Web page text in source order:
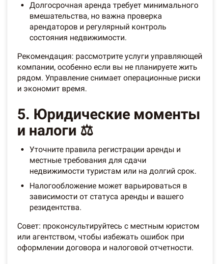
Долгосрочная аренда требует минимального
вмешательства, но важна проверка
арендаторов и регулярный контроль
состояния недвижимости.
Рекомендация: рассмотрите услуги управляющей
компании, особенно если вы не планируете жить
рядом. Управление снимает операционные риски
и экономит время.
5. Юридические моменты
и налоги ⚖️
Уточните правила регистрации аренды и
местные требования для сдачи
недвижимости туристам или на долгий срок.
Налогообложение может варьироваться в
зависимости от статуса аренды и вашего
резидентства.
Совет: проконсультируйтесь с местным юристом
или агентством, чтобы избежать ошибок при
оформлении договора и налоговой отчетности.